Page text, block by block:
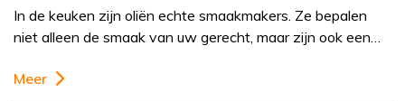
In de keuken zijn oliën echte smaakmakers. Ze bepalen
niet alleen de smaak van uw gerecht, maar zijn ook een…
Meer